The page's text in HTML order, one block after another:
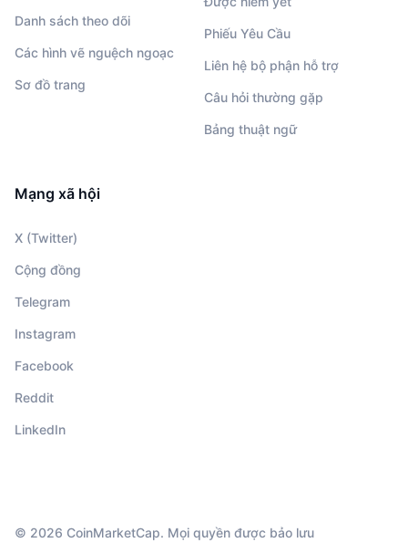
Danh sách theo dõi
Các hình vẽ nguệch ngoạc
Sơ đồ trang
Phiếu Yêu Cầu
Liên hệ bộ phận hỗ trợ
Câu hỏi thường gặp
Bảng thuật ngữ
Mạng xã hội
X (Twitter)
Cộng đồng
Telegram
Instagram
Facebook
Reddit
LinkedIn
© 2026 CoinMarketCap. Mọi quyền được bảo lưu